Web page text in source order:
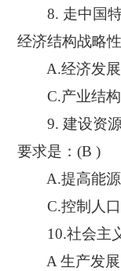
8. 走中国特
经济结构战略
A.经济发展
C.产业结构
9. 建设资源
要求是：(B )
A.提高能源
C.控制人口
10.社会主义
A 生产发展